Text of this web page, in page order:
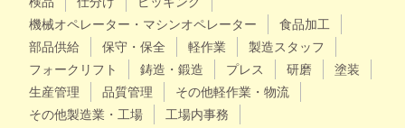
機械オペレーター・マシンオペレーター
食品加工
部品供給
保守・保全 軽作業
製造スタッフ
フォークリフト
鋳造・鍛造 プレス 研磨
塗装
生産管理
品質管理
その他軽作業・物流
その他製造業・工場
工場内事務